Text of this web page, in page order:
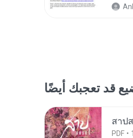
قد تعجبك أيضًا
สาป
PDF